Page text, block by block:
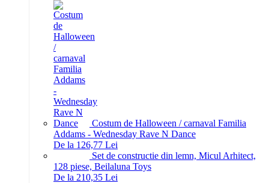
Costum de Halloween / carnaval Familia
Addams - Wednesday Rave N Dance
De la 126,77 Lei
Set de constructie din lemn, Micul Arhitect,
128 piese, Beilaluna Toys
De la 210,35 Lei